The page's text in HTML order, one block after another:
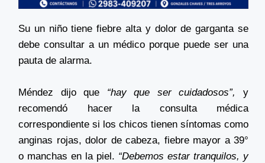
Su un niño tiene fiebre alta y dolor de garganta se
debe consultar a un médico porque puede ser una
pauta de alarma.
Méndez dijo que “hay que ser cuidadosos”,
y
recomendó hacer la consulta médica
correspondiente si los chicos tienen síntomas como
anginas rojas, dolor de cabeza, fiebre mayor a 39°
o manchas en la piel. “Debemos estar tranquilos, y